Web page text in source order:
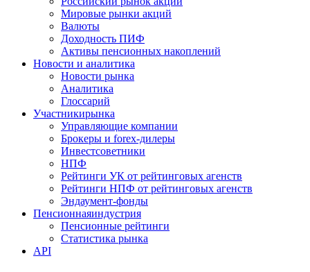
Мировые рынки акций
Валюты
Доходность ПИФ
Активы пенсионных накоплений
Новости и аналитика
Новости рынка
Аналитика
Глоссарий
Участникирынка
Управляющие компании
Брокеры и forex-дилеры
Инвестсоветники
НПФ
Рейтинги УК от рейтинговых агенств
Рейтинги НПФ от рейтинговых агенств
Эндаумент-фонды
Пенсионнаяиндустрия
Пенсионные рейтинги
Статистика рынка
API